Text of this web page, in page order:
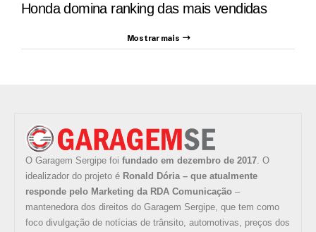
Honda domina ranking das mais vendidas
Mostrar mais
O Garagem Sergipe foi fundado em dezembro de 2017. O
idealizador do projeto é Ronald Dória – que atualmente
responde pelo Marketing da RDA Comunicação –
mantenedora dos direitos do Garagem Sergipe, que tem como
foco divulgação de notícias de trânsito, automotivas, preços dos